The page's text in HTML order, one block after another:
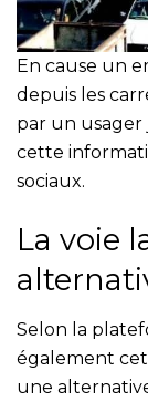
En cause un
depuis les
par un
cette
sociaux.
La voie
Selon la
également
une